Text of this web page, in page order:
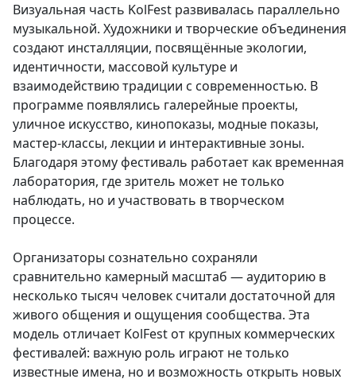
Визуальная часть KolFest развивалась параллельно
музыкальной. Художники и творческие объединения
создают инсталляции, посвящённые экологии,
идентичности, массовой культуре и
взаимодействию традиции с современностью. В
программе появлялись галерейные проекты,
уличное искусство, кинопоказы, модные показы,
мастер-классы, лекции и интерактивные зоны.
Благодаря этому фестиваль работает как временная
лаборатория, где зритель может не только
наблюдать, но и участвовать в творческом
процессе.
Организаторы сознательно сохраняли
сравнительно камерный масштаб — аудиторию в
несколько тысяч человек считали достаточной для
живого общения и ощущения сообщества. Эта
модель отличает KolFest от крупных коммерческих
фестивалей: важную роль играют не только
известные имена, но и возможность открыть новых